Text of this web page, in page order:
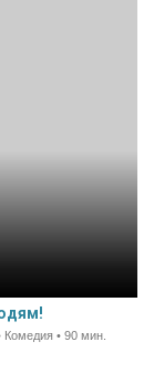
Комедия • 90 мин.